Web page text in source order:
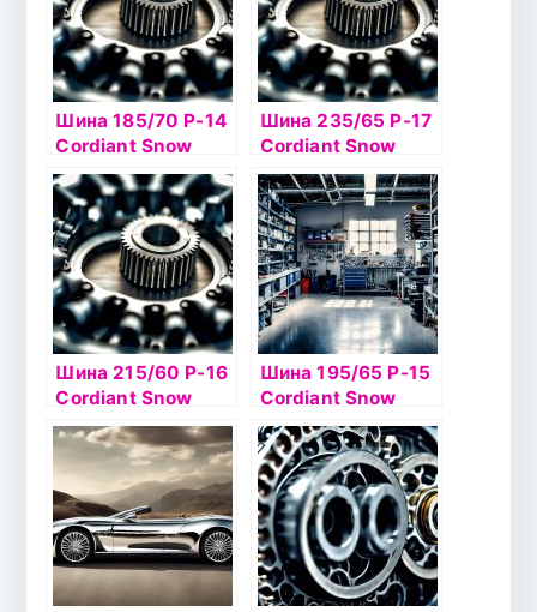
Шина 185/70 Р-14
Cordiant Snow
Cross 92Тб/к ш
Шина 235/65 Р-17
Cordiant Snow
Cross 108T б/к ш
Шина 215/60 Р-16
Cordiant Snow
Cross 2 99Тб/к
шип
Шина 195/65 Р-15
Cordiant Snow
Cross 91T б/к шип